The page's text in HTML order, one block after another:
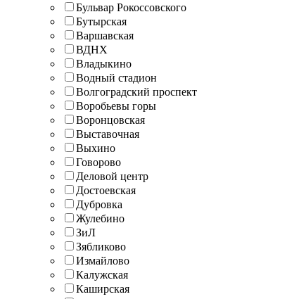
Бульвар Рокоссовского
Бутырская
Варшавская
ВДНХ
Владыкино
Водный стадион
Волгоградский проспект
Воробьевы горы
Воронцовская
Выставочная
Выхино
Говорово
Деловой центр
Достоевская
Дубровка
Жулебино
ЗиЛ
Зябликово
Измайлово
Калужская
Каширская